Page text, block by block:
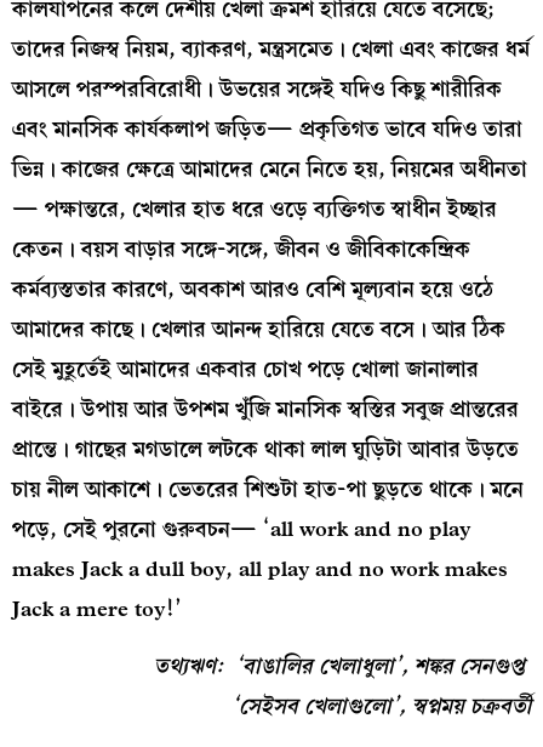
কালযাপনের কলে দেশীয় খেলা ক্রমশ হারিয়ে যেতে বসেছে;
তাদের নিজস্ব নিয়ম, ব্যাকরণ, মন্ত্রসমেত। খেলা এবং কাজের ধর্ম
আসলে পরস্পরবিরোধী। উভয়ের সঙ্গেই যদিও কিছু শারীরিক
এবং মানসিক কার্যকলাপ জড়িত— প্রকৃতিগত ভাবে যদিও তারা
ভিন্ন। কাজের ক্ষেত্রে আমাদের মেনে নিতে হয়, নিয়মের অধীনতা
— পক্ষান্তরে, খেলার হাত ধরে ওড়ে ব্যক্তিগত স্বাধীন ইচ্ছার
কেতন। বয়স বাড়ার সঙ্গে-সঙ্গে, জীবন ও জীবিকাকেন্দ্রিক
কর্মব্যস্ততার কারণে, অবকাশ আরও বেশি মূল্যবান হয়ে ওঠে
আমাদের কাছে। খেলার আনন্দ হারিয়ে যেতে বসে। আর ঠিক
সেই মুহূর্তেই আমাদের একবার চোখ পড়ে খোলা জানালার
বাইরে। উপায় আর উপশম খুঁজি মানসিক স্বস্তির সবুজ প্রান্তরের
প্রান্তে। গাছের মগডালে লটকে থাকা লাল ঘুড়িটা আবার উড়তে
চায় নীল আকাশে। ভেতরের শিশুটা হাত-পা ছুড়তে থাকে। মনে
পড়ে, সেই পুরনো গুরুবচন— ‘all work and no play
makes Jack a dull boy, all play and no work makes
Jack a mere toy!’
তথ্যঋণ: ‘বাঙালির খেলাধুলা’, শঙ্কর সেনগুপ্ত
‘সেইসব খেলাগুলো’, স্বপ্নময় চক্রবর্তী